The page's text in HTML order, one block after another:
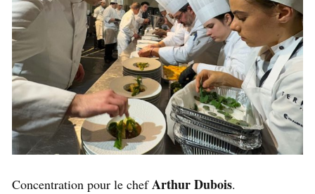
Concentration pour le chefArthur Dubois.